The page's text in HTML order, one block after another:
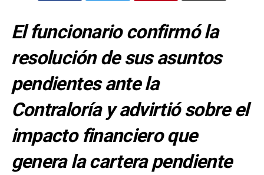
El funcionario confirmó la
resolución de sus asuntos
pendientes ante la
Contraloría y advirtió sobre el
impacto financiero que
genera la cartera pendiente